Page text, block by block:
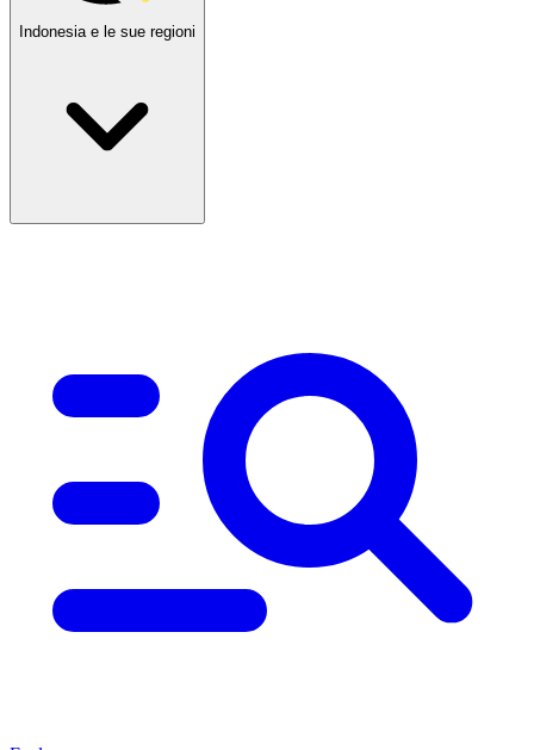
Indonesia e le sue regioni